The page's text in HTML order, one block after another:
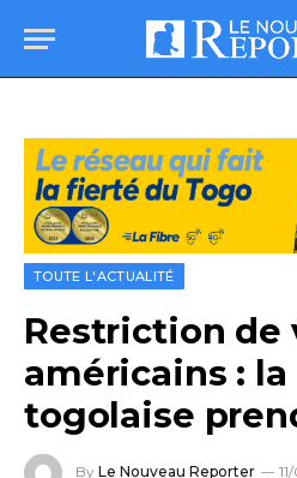
TOUTE L'ACTUALITÉ
Restriction de
américains :
togolaise
By Le Nouveau Reporter